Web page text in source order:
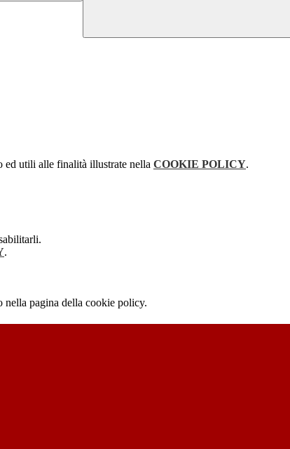
ed utili alle finalità illustrate nella COOKIE POLICY.
.
nella pagina della cookie policy.